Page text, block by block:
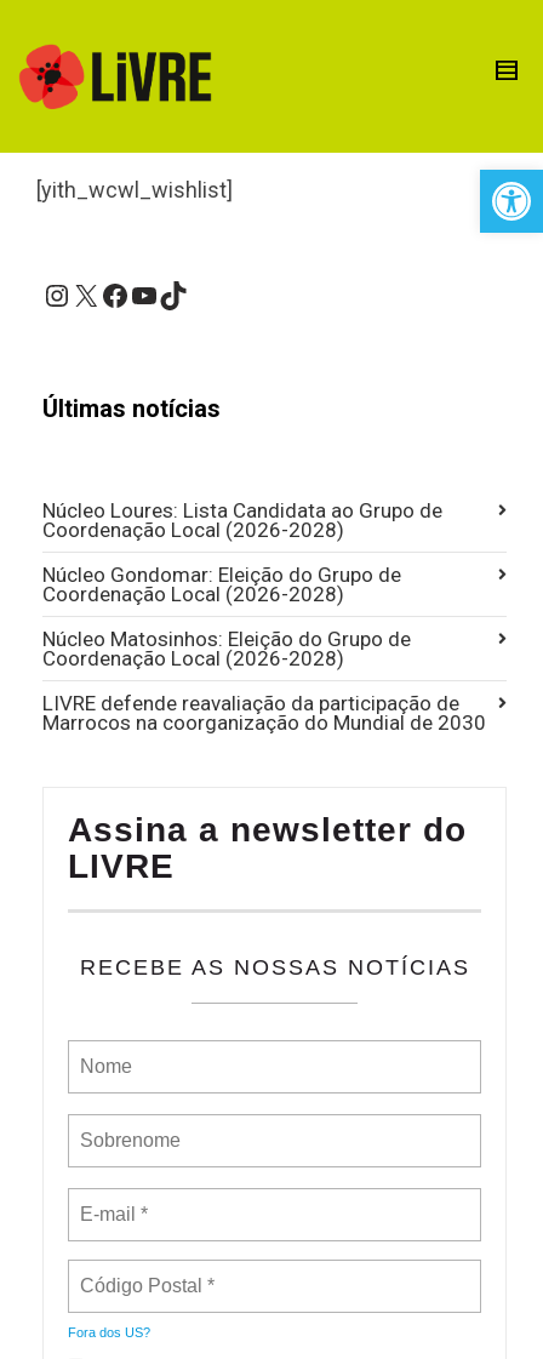
[yith_wcwl_wishlist]
Instagram
X Facebook
YouTube
Últimas notícias
Núcleo Loures: Lista Candidata ao Grupo de
Coordenação Local (2026-2028)
Núcleo Gondomar: Eleição do Grupo de
Coordenação Local (2026-2028)
Núcleo Matosinhos: Eleição do Grupo de
Coordenação Local (2026-2028)
LIVRE defende reavaliação da participação de
Marrocos na coorganização do Mundial de 2030
Assina a newsletter do
LIVRE
RECEBE AS NOSSAS NOTÍCIAS
Fora dos US?